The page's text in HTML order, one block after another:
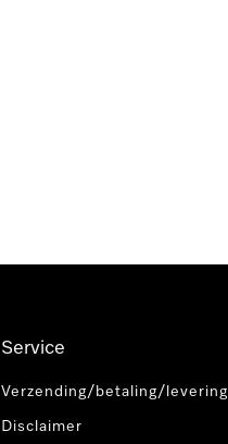
Service
Verzending/betaling/levering
Disclaimer